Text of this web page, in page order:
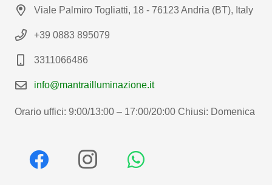
Viale Palmiro Togliatti, 18 - 76123 Andria (BT), Italy
+39 0883 895079
3311066486
info@mantrailluminazione.it
Orario uffici: 9:00/13:00 – 17:00/20:00 Chiusi: Domenica